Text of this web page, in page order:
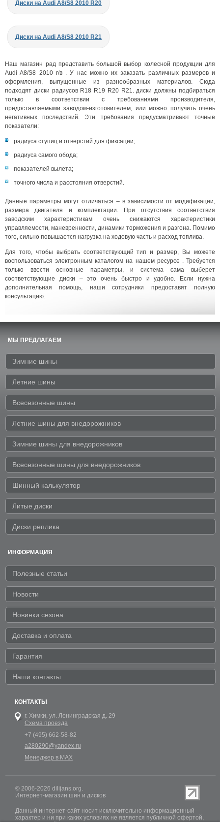
Диски на Audi A8/S8 2010 R20
Диски на Audi A8/S8 2010 R21
Наш магазин рад представить большой выбор колесной продукции для
Audi A8/S8 2010 г/в . У нас можно их заказать различных размеров и
оформления, выпущенные из разнообразных материалов. Сюда
подходят диски радиусов R18 R19 R20 R21. диски должны подбираться
только в соответствии с требованиями производителя,
предоставляемыми заводом-изготовителем, или можно получить очень
негативных последствий. Эти требования предусматривают точные
показатели:
радиуса ступиц и отверстий для фиксации;
радиуса самого обода;
показателей вылета;
точного числа и расстояния отверстий.
Данные параметры могут отличаться – в зависимости от модификации,
размера двигателя и комплектации. При отсутствия соответствия
заводским характеристикам очень снижаются характеристики
управляемости, маневренности, динамики торможения и разгона. Помимо
того, сильно повышается нагрузка на ходовую часть и расход топлива.
Для того, чтобы выбрать соответствующий тип и размер, Вы можете
воспользоваться электронным каталогом на нашем ресурсе . Требуется
только ввести основные параметры, и система сама выберет
соответствующие диски – это очень быстро и удобно. Если нужна
дополнительная помощь, наши сотрудники предоставят полную
консультацию.
МЫ ПРЕДЛАГАЕМ
Зимние шины
Летние шины
Всесезонные шины
Летние шины для внедорожников
Зимние шины для внедорожников
Всесезонные шины для внедорожников
Шинный калькулятор
Литые диски
Диски реплика
ИНФОРМАЦИЯ
Полезные статьи
Новости
Новинки сезона
Доставка и оплата
Гарантия
Наши контакты
КОНТАКТЫ
г. Химки, ул. Ленинградская д. 29
Схема проезда
+7 (495) 662-58-82
a280290@yandex.ru
Менеджер в MAX
© 2006-2026 dilijans.org.
Интернет-магазин шин и дисков
Данный интернет-сайт носит исключительно информационный
характер и ни при каких условиях не является публичной офертой,